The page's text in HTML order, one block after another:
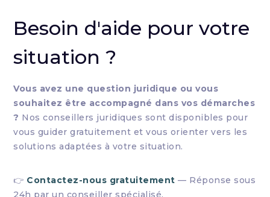
Besoin d'aide pour votre
situation ?
Vous avez une question juridique ou vous
souhaitez être accompagné dans vos démarches
? Nos conseillers juridiques sont disponibles pour
vous guider gratuitement et vous orienter vers les
solutions adaptées à votre situation.
👉 Contactez-nous gratuitement — Réponse sous
24h par un conseiller spécialisé.